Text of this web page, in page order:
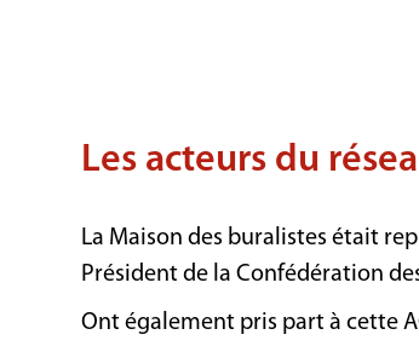
Les acteurs du
La Maison des buralistes était
Président de la Confédération
Ont également pris part à cette